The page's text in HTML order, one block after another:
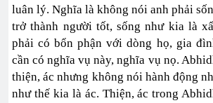
luân lý. Nghĩa là không nói anh phải
trở thành người tốt, sống như kia là
phải có bổn phận với dòng họ, gia
cần có nghĩa vụ này, nghĩa vụ nọ.
thiện, ác nhưng không nói hành động
như thế kia là ác. Thiện, ác trong